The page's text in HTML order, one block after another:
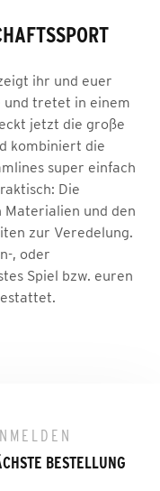
ihr und euer
und tretet in einem
jetzt die große
kombiniert die
super einfach
Die
und den
zur Veredelung.
, oder
Spiel bzw. euren
BESTELLUNG